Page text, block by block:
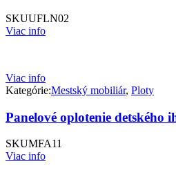
SKUUFLN02
Viac info
Viac info
Kategórie:Mestský mobiliár, Ploty
Panelové oplotenie detského
SKUMFA11
Viac info